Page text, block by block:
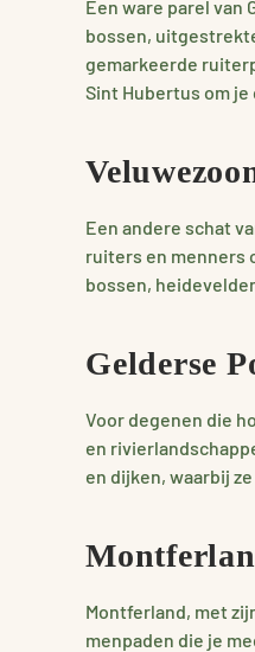
Een ware parel van
bossen,
gemarkeerde
Sint Hubertus om
Een andere schat
ruiters en menners
bossen,
Gelderse
Voor degenen die
en
en dijken, waarbij
Montferland, met
menpaden die je